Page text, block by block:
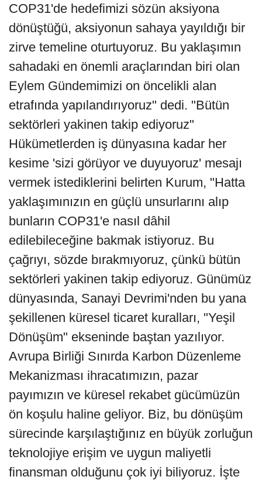
COP31'de hedefimizi sözün aksiyona
dönüştüğü, aksiyonun sahaya yayıldığı bir
zirve temeline oturtuyoruz. Bu yaklaşımın
sahadaki en önemli araçlarından biri olan
Eylem Gündemimizi on öncelikli alan
etrafında yapılandırıyoruz" dedi. "Bütün
sektörleri yakinen takip ediyoruz"
Hükümetlerden iş dünyasına kadar her
kesime 'sizi görüyor ve duyuyoruz' mesajı
vermek istediklerini belirten Kurum, "Hatta
yaklaşımınızın en güçlü unsurlarını alıp
bunların COP31'e nasıl dâhil
edilebileceğine bakmak istiyoruz. Bu
çağrıyı, sözde bırakmıyoruz, çünkü bütün
sektörleri yakinen takip ediyoruz. Günümüz
dünyasında, Sanayi Devrimi'nden bu yana
şekillenen küresel ticaret kuralları, "Yeşil
Dönüşüm" ekseninde baştan yazılıyor.
Avrupa Birliği Sınırda Karbon Düzenleme
Mekanizması ihracatımızın, pazar
payımızın ve küresel rekabet gücümüzün
ön koşulu haline geliyor. Biz, bu dönüşüm
sürecinde karşılaştığınız en büyük zorluğun
teknolojiye erişim ve uygun maliyetli
finansman olduğunu çok iyi biliyoruz. İşte